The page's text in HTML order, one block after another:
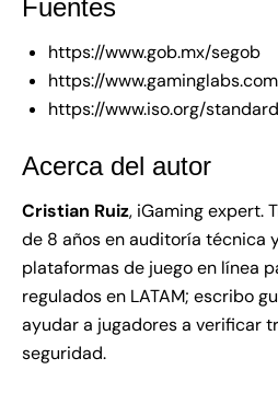
Fuentes
https://www.gob.mx/segob
https://www.gaminglabs.com
https://www.iso.org/
Acerca del autor
Cristian Ruiz, iGaming expert.
de 8 años en auditoría técnica
plataformas de juego en línea
regulados en LATAM; escribo
ayudar a jugadores a verificar
seguridad.